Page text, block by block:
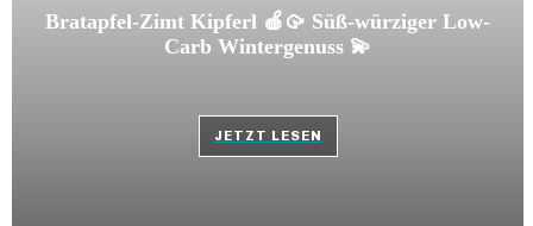
Bratapfel-Zimt Kipferl 🍎🥠 Süß-würziger Low-
Carb Wintergenuss 💫
JETZT LESEN